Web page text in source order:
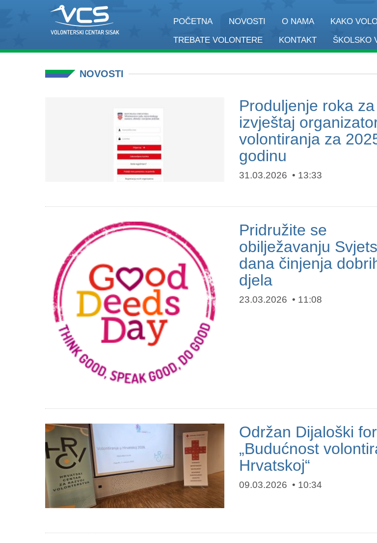
POČETNA NOVOSTI O NAMA KAKO
TREBATE VOLONTERE
KONTAKT ŠKOLSKO
NOVOSTI
Produljenje roka za
izvještaj
volontiranja za
godinu
31.03.2026 13:33
Pridružite se
obilježavanju
dana činjenja
djela
23.03.2026 11:08
Održan Dijaloški
„Budućnost
Hrvatskoj“
09.03.2026 10:34